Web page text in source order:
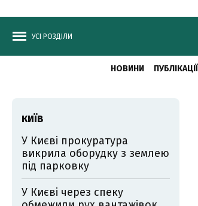
УСІ РОЗДІЛИ
НОВИНИ ПУБЛІКАЦІЇ
КИЇВ
У Києві прокуратура
викрила оборудку з землею
під парковку
У Києві через спеку